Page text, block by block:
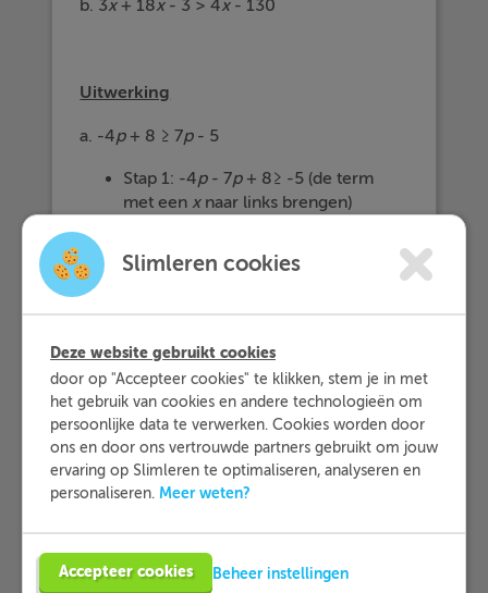
b. 3x+ 18x- 3 > 4x- 130
Uitwerking
a. -4p+ 8 ≥ 7p- 5
Stap 1: -4p- 7p+ 8≥ -5 (de term
met een xnaar links brengen)
zonderxnaar rechts brengen)
mogelijk korter)
Stap 4: p ≤
−13
−11
− 13 − 11
gedeeld door -11, het teken klapt
om)
Antwoord: p ≤ 1,18
term met eenxnaar links brengen)
Slimleren cookies
Deze website gebruikt cookies
door op "Accepteer cookies" te klikken, stem je in met
het gebruik van cookies en andere technologieën om
persoonlijke data te verwerken. Cookies worden door
ons en door ons vertrouwde partners gebruikt om jouw
ervaring op Slimleren te optimaliseren, analyseren en
personaliseren. Meer weten?
Accepteer cookies Beheer instellingen